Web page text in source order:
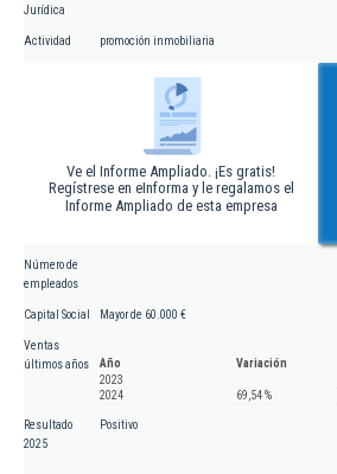
Jurídica
Actividad promoción inmobiliaria
Ve el Informe Ampliado. ¡Es gratis!
Regístrese en eInforma y le regalamos el
Informe Ampliado de esta empresa
Número de
empleados
Capital Social Mayor de 60.000 €
Ventas
últimos años
Año
Variación
2023
2024
69,54 %
Resultado
2025
Positivo